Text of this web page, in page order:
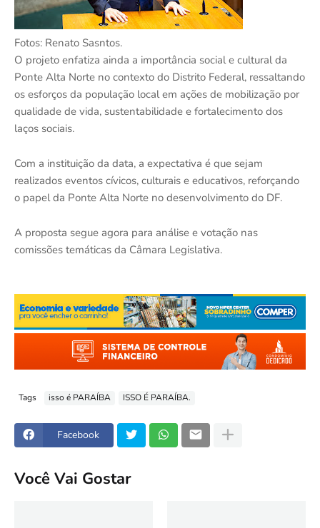
Fotos: Renato Sasntos.
O projeto enfatiza ainda a importância social e cultural da
Ponte Alta Norte no contexto do Distrito Federal, ressaltando
os esforços da população local em ações de mobilização por
qualidade de vida, sustentabilidade e fortalecimento dos
laços sociais.
Com a instituição da data, a expectativa é que sejam
realizados eventos cívicos, culturais e educativos, reforçando
o papel da Ponte Alta Norte no desenvolvimento do DF.
A proposta segue agora para análise e votação nas
comissões temáticas da Câmara Legislativa.
Tags isso é PARAÍBA ISSO É PARAÍBA.
Facebook
Você Vai Gostar